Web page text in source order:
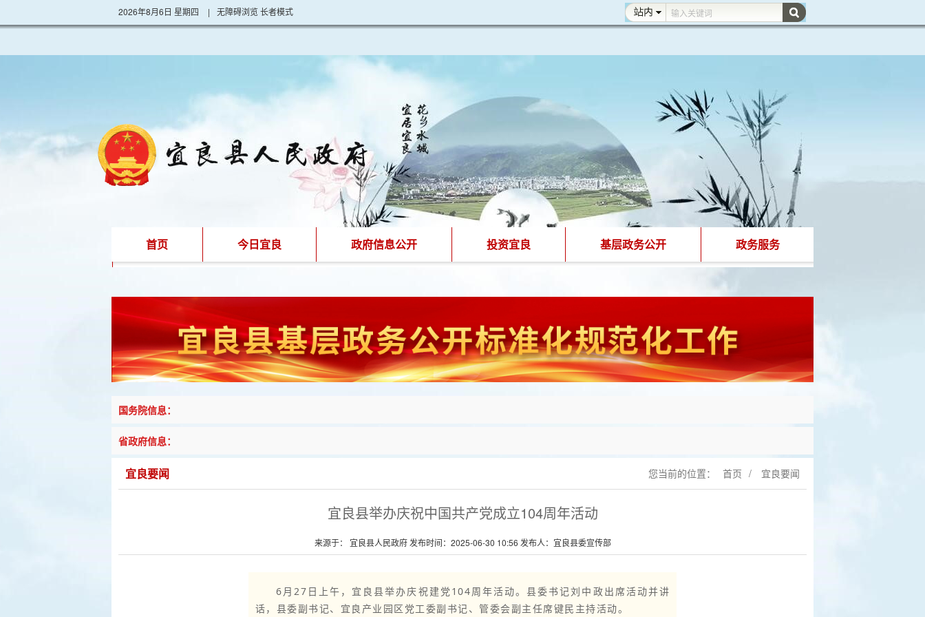
2026年8月6日 星期四 | 无障碍浏览长者模式
首页 今日宜良 政府信息公开 投资宜良 基层政务公开 政务服务
国务院信息：
省政府信息：
宜良要闻 您当前的位置： 首页 / 宜良要闻
宜良县举办庆祝中国共产党成立104周年活动
来源于： 宜良县人民政府 发布时间：2025-06-30 10:56 发布人：宜良县委宣传部
6月27日上午，宜良县举办庆祝建党104周年活动。县委书记刘中政出席活动并讲
话，县委副书记、宜良产业园区党工委副书记、管委会副主任席键民主持活动。